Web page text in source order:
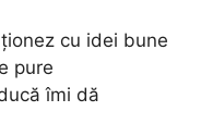
cu idei bune
pure
îmi dă